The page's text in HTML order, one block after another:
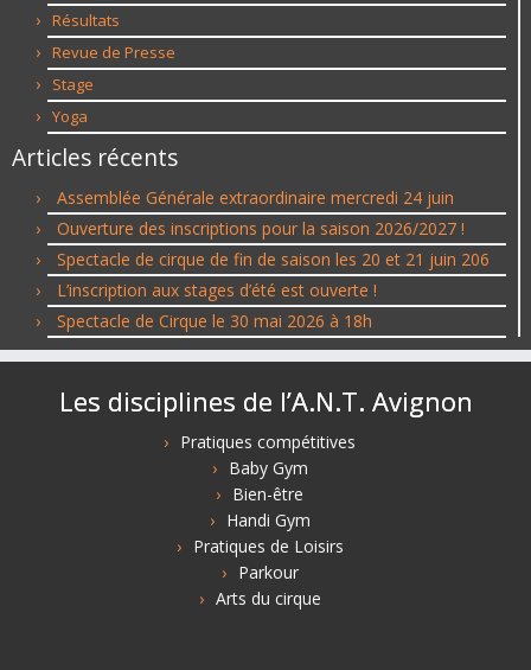
Résultats
Revue de Presse
Stage
Yoga
Articles récents
Assemblée Générale extraordinaire mercredi 24 juin
Ouverture des inscriptions pour la saison 2026/2027 !
Spectacle de cirque de fin de saison les 20 et 21 juin 206
L’inscription aux stages d’été est ouverte !
Spectacle de Cirque le 30 mai 2026 à 18h
Les disciplines de l’A.N.T. Avignon
Pratiques compétitives
Baby Gym
Bien-être
Handi Gym
Pratiques de Loisirs
Parkour
Arts du cirque